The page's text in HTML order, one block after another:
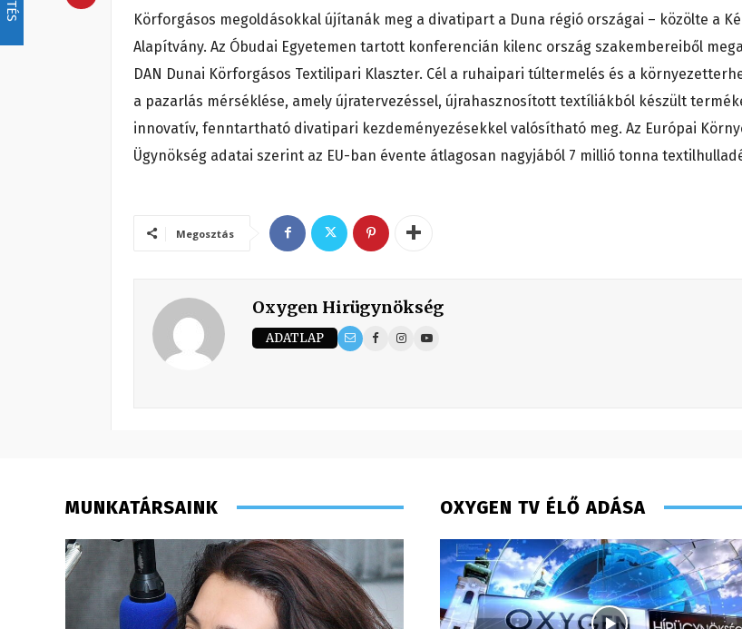
Körforgásos megoldásokkal újítanák meg a divatipart a Duna régió országai – közölte a
Alapítvány. Az Óbudai Egyetemen tartott konferencián kilenc ország szakembereiből
DAN Dunai Körforgásos Textilipari Klaszter. Cél a ruhaipari túltermelés és a
a pazarlás mérséklése, amely újratervezéssel, újrahasznosított textíliákból készült
innovatív, fenntartható divatipari kezdeményezésekkel valósítható meg. Az Európai
Ügynökség adatai szerint az EU-ban évente átlagosan nagyjából 7 millió tonna
Megosztás
Oxygen Hirügynökség
ADATLAP
MUNKATÁRSAINK OXYGEN TV ÉLŐ ADÁSA